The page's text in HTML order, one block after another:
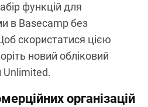
функцій для
в Basecamp без
скористатися цією
новий обліковий
Unlimited.
організацій